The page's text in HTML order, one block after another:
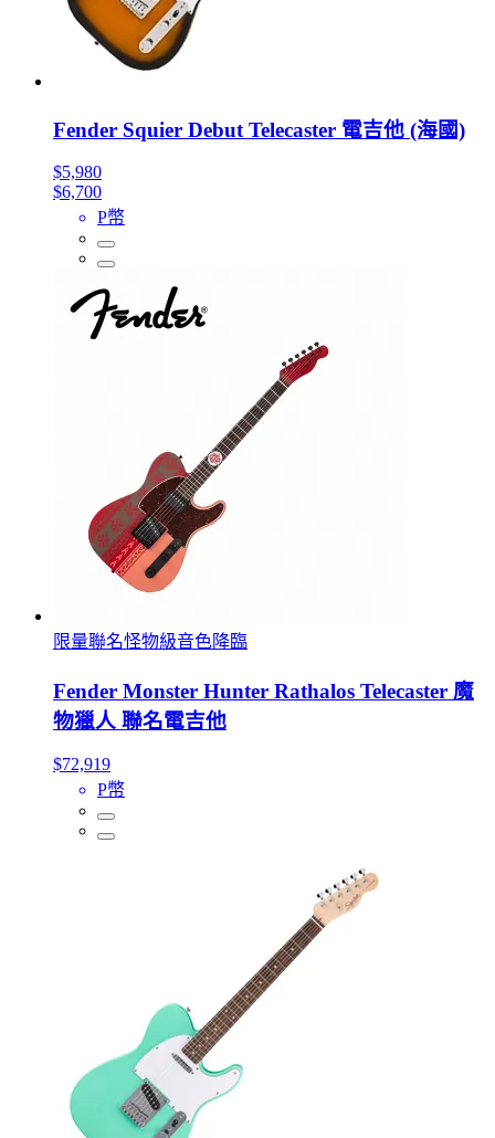
Fender Squier Debut Telecaster 電吉他 (海國)
$5,980
$6,700
P幣
限量聯名怪物級音色降臨
Fender Monster Hunter Rathalos Telecaster 魔
物獵人 聯名電吉他
$72,919
P幣